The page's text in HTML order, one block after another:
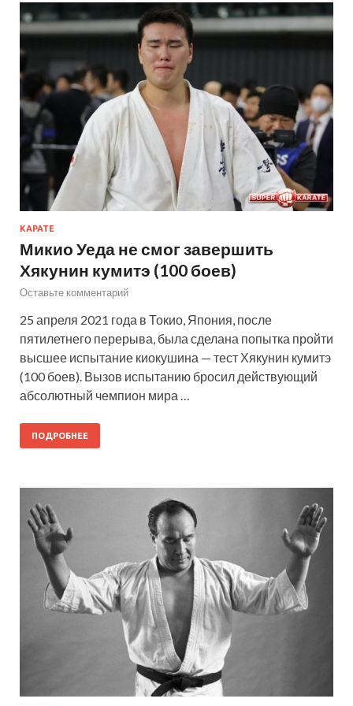
КАРАТЕ
Микио Уеда не смог завершить
Хякунин кумитэ (100 боев)
Оставьте комментарий
25 апреля 2021 года в Токио, Япония, после
пятилетнего перерыва, была сделана попытка пройти
высшее испытание киокушина — тест Хякунин кумитэ
(100 боев). Вызов испытанию бросил действующий
абсолютный чемпион мира …
ПОДРОБНЕЕ